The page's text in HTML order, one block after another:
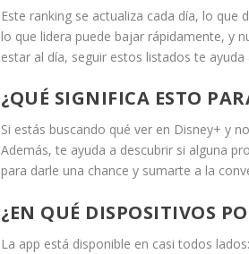
Este ranking se actualiza cada día, lo
lo que lidera puede bajar rápidamente, y
estar al día, seguir estos listados te
¿QUÉ SIGNIFICA ESTO
Si estás buscando qué ver en Disney+ y
Además, te ayuda a descubrir si alguna
para darle una chance y sumarte a la
¿EN QUÉ DISPOSITIVOS
La app está disponible en casi todos